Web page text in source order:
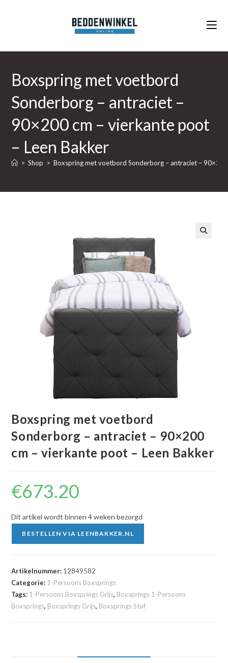
Boxspring met voetbord
Sonderborg – antraciet –
90×200 cm – vierkante poot
– Leen Bakker
> Shop > Boxspring met voetbord Sonderborg – antraciet –
Boxspring met voetbord
Sonderborg – antraciet – 90×200
cm – vierkante poot – Leen Bakker
€673.20
Dit artikel wordt binnen 4 weken bezorgd
BESTELLEN VIA LEENBAKKER.NL
Artikelnummer: 12849582
Categorie: 1-Persoons Boxsprings
Tags: 1-Persoons Boxsprings Grijs, Boxsprings 1-Persoons
Boxsprings, Boxsprings Grijs, Boxsprings Stof